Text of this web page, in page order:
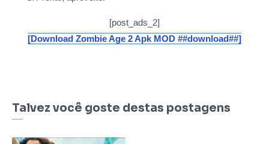
[post_ads_2]
[Download Zombie Age 2 Apk MOD ##download##]
Talvez você goste destas postagens